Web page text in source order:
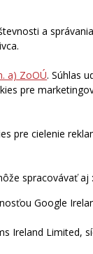
a
a) ZoOÚ. Súhlas
pre
pre cielenie
spracovávať aj :
Google
Ireland Limited,